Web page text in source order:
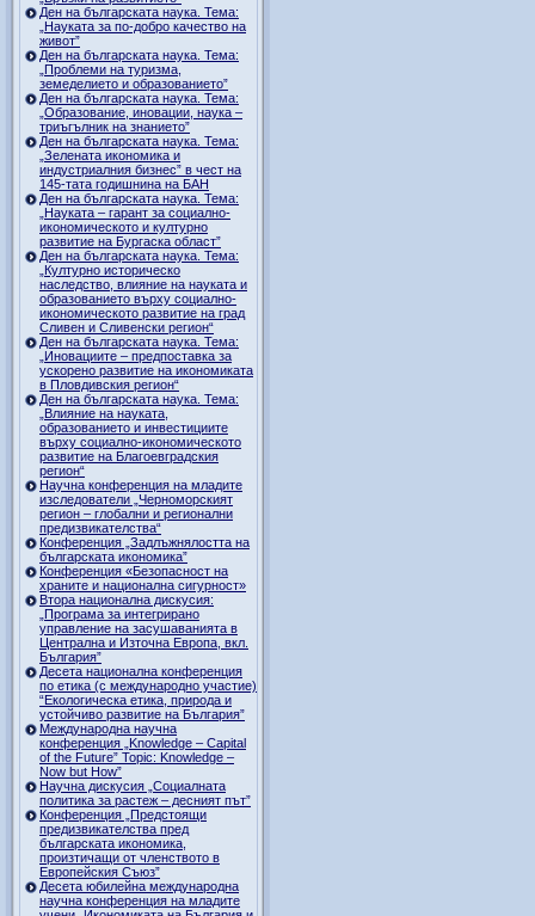
Ден на българската наука. Тема:
„Науката за по-добро качество на
живот”
Ден на българската наука. Тема:
„Проблеми на туризма,
земеделието и образованието”
Ден на българската наука. Тема:
„Образование, иновации, наука –
триъгълник на знанието”
Ден на българската наука. Тема:
„Зелената икономика и
индустриалния бизнес” в чест на
145-тата годишнина на БАН
Ден на българската наука. Тема:
„Науката – гарант за социално-
икономическото и културно
развитие на Бургаска област”
Ден на българската наука. Тема:
„Културно историческо
наследство, влияние на науката и
образованието върху социално-
икономическото развитие на град
Сливен и Сливенски регион“
Ден на българската наука. Тема:
„Иновациите – предпоставка за
ускорено развитие на икономиката
в Пловдивския регион“
Ден на българската наука. Тема:
„Влияние на науката,
образованието и инвестициите
върху социално-икономическото
развитие на Благоевградския
регион“
Научна конференция на младите
изследователи „Черноморският
регион – глобални и регионални
предизвикателства“
Конференция „Задлъжнялостта на
българската икономика”
Конференция «Безопасност на
храните и национална сигурност»
Втора национална дискусия:
„Програма за интегрирано
управление на засушаванията в
Централна и Източна Европа, вкл.
България”
Десета национална конференция
по етика (с международно участие)
“Екологическа етика, природа и
устойчиво развитие на България”
Международна научна
конференция „Knowledge – Capital
of the Future” Topic: Knowledge –
Now but How”
Научна дискусия „Социалната
политика за растеж – десният път”
Конференция „Предстоящи
предизвикателства пред
българската икономика,
произтичащи от членството в
Европейския Съюз”
Десета юбилейна международна
научна конференция на младите